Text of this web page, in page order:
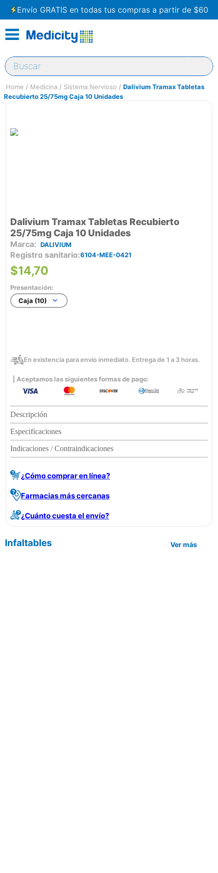
Envío GRATIS en todas tus compras a partir de $60
Buscar
Medicina Sistema Nervioso
Dalivium Tramax Tabletas
Recubierto 25/75mg Caja 10 Unidades
Dalivium Tramax Tabletas Recubierto
25/75mg Caja 10 Unidades
DALIVIUM
Registro sanitario 6104-MEE-0421
$14,70
Presentación:
Caja (10)
En existencia para envío inmediato. Entrega de 1 a 3 horas.
| Aceptamos las siguientes formas de pago:
Descripción
Especificaciones
Indicaciones / Contraindicaciones
¿Cómo comprar en línea?
Farmacias más cercanas
¿Cuánto cuesta el envío?
Infaltables Ver más